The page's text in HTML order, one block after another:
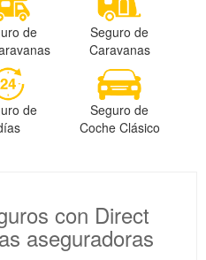
de
Seguro de
Caravanas
de
Seguro de
Coche Clásico
con Direct
aseguradoras